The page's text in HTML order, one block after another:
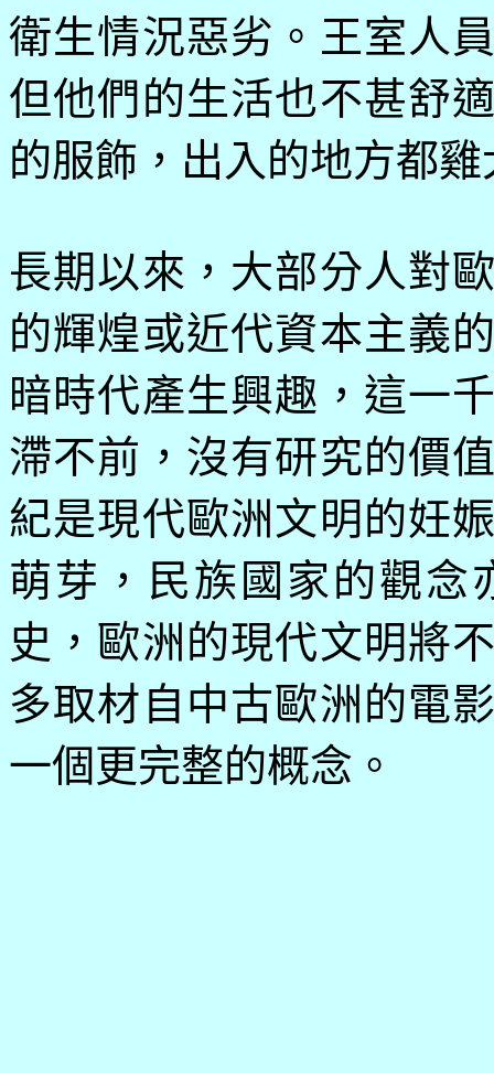
衛生情況惡劣。王室人
但他們的生活也不甚舒
的服飾，出入的地方都
長期以來，大部分人對
的輝煌或近代資本主義
暗時代產生興趣，這一
滯不前，沒有研究的價
紀是現代歐洲文明的妊
萌芽，民族國家的觀念
史，歐洲的現代文明將
多取材自中古歐洲的電
一個更完整的概念。